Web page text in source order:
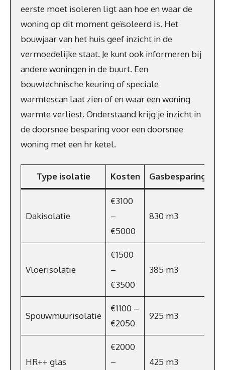
eerste moet isoleren ligt aan hoe en waar de
woning op dit moment geïsoleerd is. Het
bouwjaar van het huis geef inzicht in de
vermoedelijke staat. Je kunt ook informeren bij
andere woningen in de buurt. Een
bouwtechnische keuring of speciale
warmtescan laat zien of en waar een woning
warmte verliest. Onderstaand krijg je inzicht in
de doorsnee besparing voor een doorsnee
woning met een hr ketel.
Type isolatie Kosten Gasbesparing
Dakisolatie
€3100
–
€5000
830 m3
Vloerisolatie
€1500
–
€3500
385 m3
Spouwmuurisolatie
€1100 –
€2050
925 m3
HR++ glas
€2000
–
425 m3